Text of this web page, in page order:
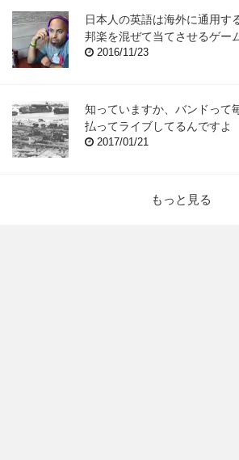
日本人の英語は海外に通用
邦楽を混ぜて当てさせるゲー
2016/11/23
知っていますか、バンドって
払ってライブしてるんですよ
2017/01/21
もっと見る